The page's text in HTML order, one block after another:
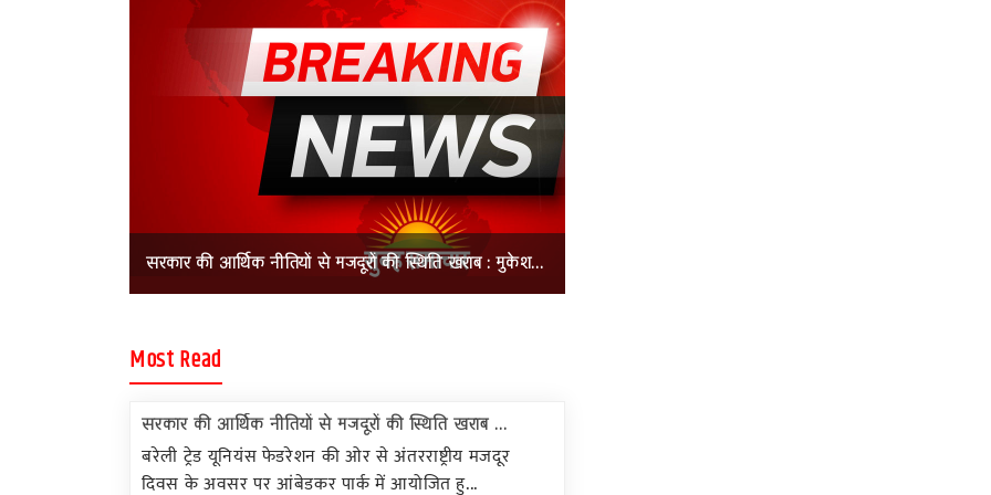
सरकार की आर्थिक नीतियों से मजदूरों की स्थिति खराब : मुकेश...
Most Read
सरकार की आर्थिक नीतियों से मजदूरों की स्थिति खराब ...
बरेली ट्रेड यूनियंस फेडरेशन की ओर से अंतरराष्ट्रीय मजदूर
दिवस के अवसर पर आंबेडकर पार्क में आयोजित हु...